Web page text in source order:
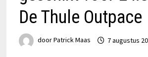
De Thule Outpace
doorPatrick Maas 7 augustus